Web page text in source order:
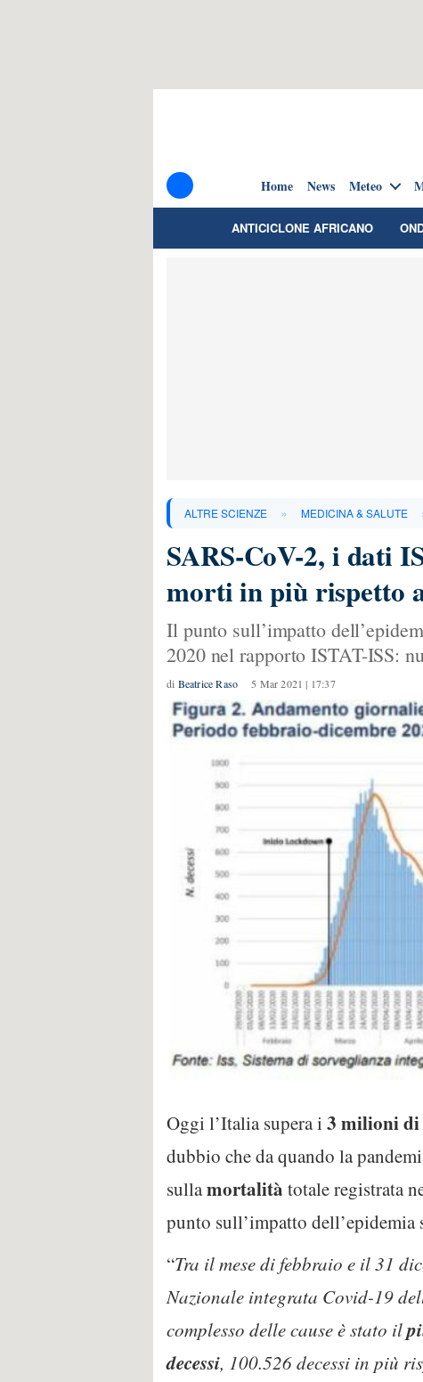
Home News Meteo
ANTICICLONE AFRICANO
ALTRE SCIENZE » MEDICINA & SALUTE
SARS-CoV-2, i dati
morti in più rispetto
Il punto sull’impatto
2020 nel rapporto ISTAT-ISS:
di Beatrice Raso 5 Mar 2021 | 17:37
Oggi l’Italia supera i 3 milioni di
dubbio che da quando la
sullamortalità totale registrata
punto sull’impatto
“Tra il mese di febbraio e il 31
Nazionale integrata Covid-19
complesso delle cause è stato il
decessi, 100.526 decessi in più